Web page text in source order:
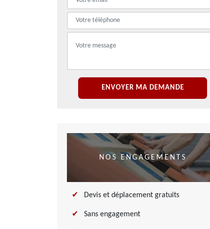
NOS ENGAGEMENTS
Devis et déplacement gratuits
Sans engagement